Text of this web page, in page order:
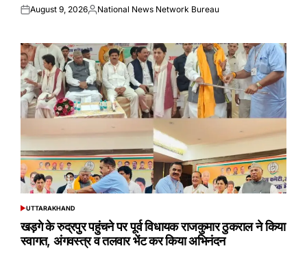
Posted
August 9, 2026Posted
National News Network Bureau
POSTED
UTTARAKHAND
खड़गे के रुद्रपुर पहुंचने पर पूर्व विधायक राजकुमार ठुकराल ने किया
स्वागत, अंगवस्त्र व तलवार भेंट कर किया अभिनंदन